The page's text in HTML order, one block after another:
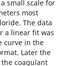
small scale for
most
The data
a linear fit was
curve in the
Later the
coagulant